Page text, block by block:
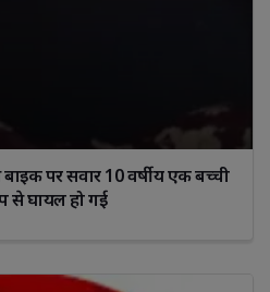
पर सवार 10 वर्षीय एक बच्ची
से घायल हो गई